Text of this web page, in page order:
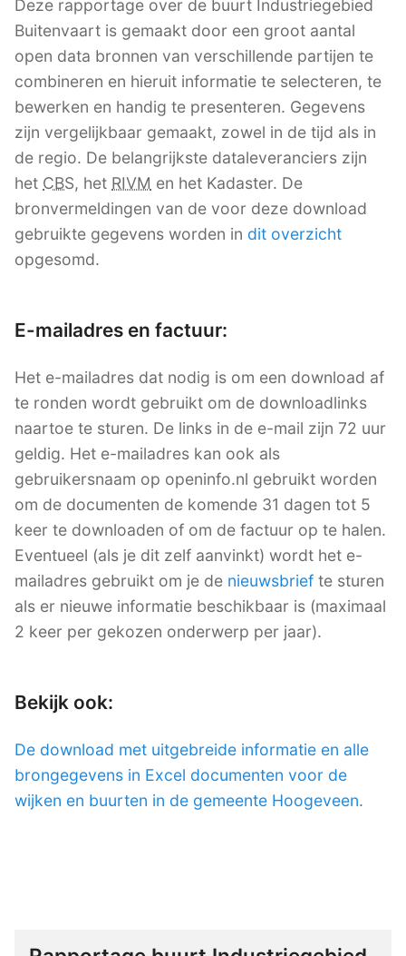
Deze rapportage over de buurt Industriegebied
Buitenvaart is gemaakt door een groot aantal
open data bronnen van verschillende partijen te
combineren en hieruit informatie te selecteren, te
bewerken en handig te presenteren. Gegevens
zijn vergelijkbaar gemaakt, zowel in de tijd als in
de regio. De belangrijkste dataleveranciers zijn
het CBS, het RIVM en het Kadaster. De
bronvermeldingen van de voor deze download
gebruikte gegevens worden in dit overzicht
opgesomd.
E-mailadres en factuur:
Het e-mailadres dat nodig is om een download af
te ronden wordt gebruikt om de downloadlinks
naartoe te sturen. De links in de e-mail zijn 72 uur
geldig. Het e-mailadres kan ook als
gebruikersnaam op openinfo.nl gebruikt worden
om de documenten de komende 31 dagen tot 5
keer te downloaden of om de factuur op te halen.
Eventueel (als je dit zelf aanvinkt) wordt het e-
mailadres gebruikt om je de nieuwsbrief te sturen
als er nieuwe informatie beschikbaar is (maximaal
2 keer per gekozen onderwerp per jaar).
Bekijk ook:
De download met uitgebreide informatie en alle
brongegevens in Excel documenten voor de
wijken en buurten in de gemeente Hoogeveen.